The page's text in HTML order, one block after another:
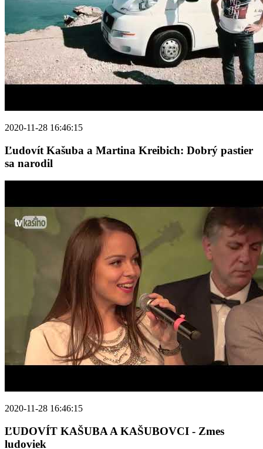
2020-11-28 16:46:15
Ľudovít Kašuba a Martina Kreibich: Dobrý pastier
sa narodil
2020-11-28 16:46:15
ĽUDOVÍT KAŠUBA A KAŠUBOVCI - Zmes
ludoviek